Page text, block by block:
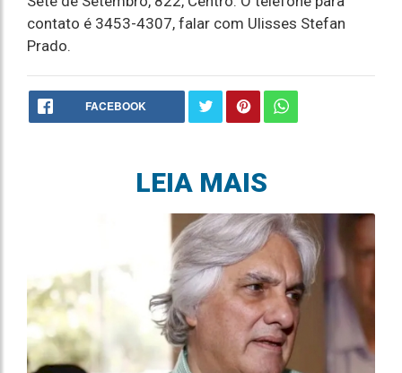
contato é 3453-4307, falar com Ulisses Stefan
Prado.
FACEBOOK
LEIA MAIS